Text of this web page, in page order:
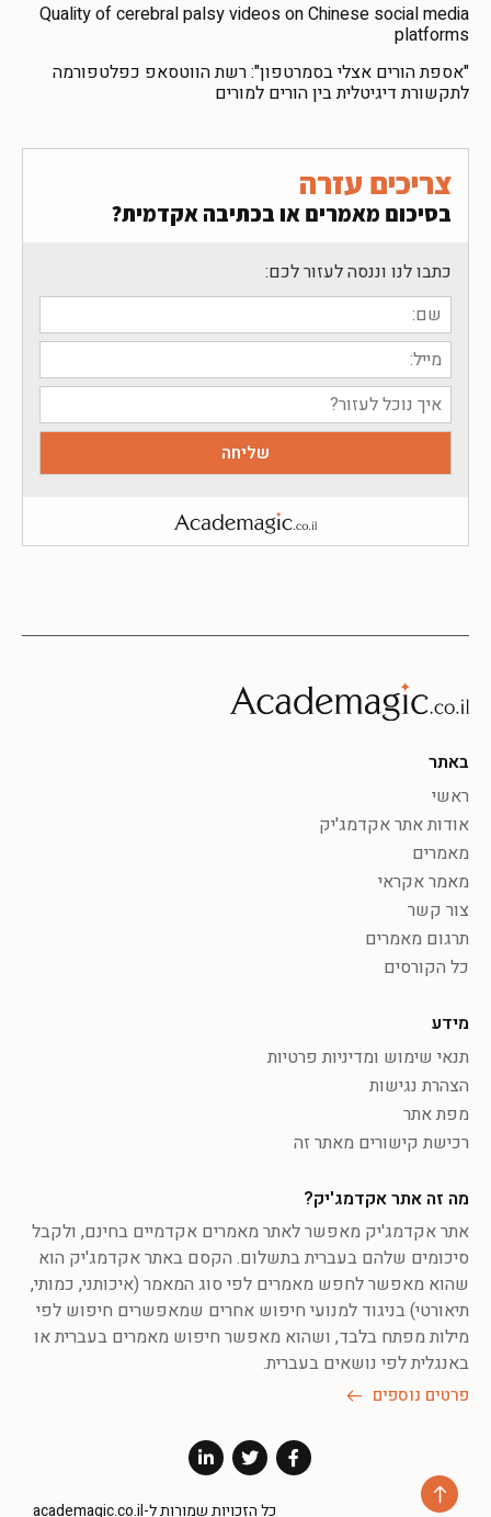
Quality of cerebral palsy videos on Chinese social media
platforms
"אספת הורים אצלי בסמרטפון": רשת הווטסאפ כפלטפורמה
לתקשורת דיגיטלית בין הורים למורים
צריכים עזרה
בסיכום מאמרים או בכתיבה אקדמית?
כתבו לנו וננסה לעזור לכם:
באתר
ראשי
אודות אתר אקדמג'יק
מאמרים
מאמר אקראי
צור קשר
תרגום מאמרים
כל הקורסים
מידע
תנאי שימוש ומדיניות פרטיות
הצהרת נגישות
מפת אתר
רכישת קישורים מאתר זה
מה זה אתר אקדמג'יק?
אתר אקדמג'יק מאפשר לאתר מאמרים אקדמיים בחינם, ולקבל
סיכומים שלהם בעברית בתשלום. הקסם באתר אקדמג'יק הוא
שהוא מאפשר לחפש מאמרים לפי סוג המאמר (איכותני, כמותי,
תיאורטי) בניגוד למנועי חיפוש אחרים שמאפשרים חיפוש לפי
מילות מפתח בלבד, ושהוא מאפשר חיפוש מאמרים בעברית או
באנגלית לפי נושאים בעברית.
פרטים נוספים
כל הזכויות שמורות ל-academagic.co.il